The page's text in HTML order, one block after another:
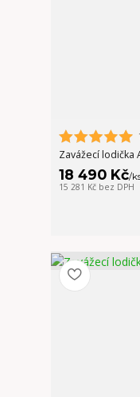
Zavážecí lodička
18 490 Kč/
15 281 Kč bez DPH